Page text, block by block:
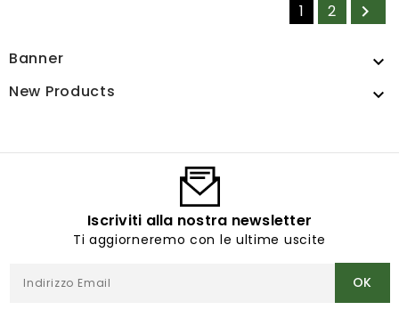
1 2 
Banner 
New Products 
Iscriviti alla nostra newsletter
Ti aggiorneremo con le ultime uscite